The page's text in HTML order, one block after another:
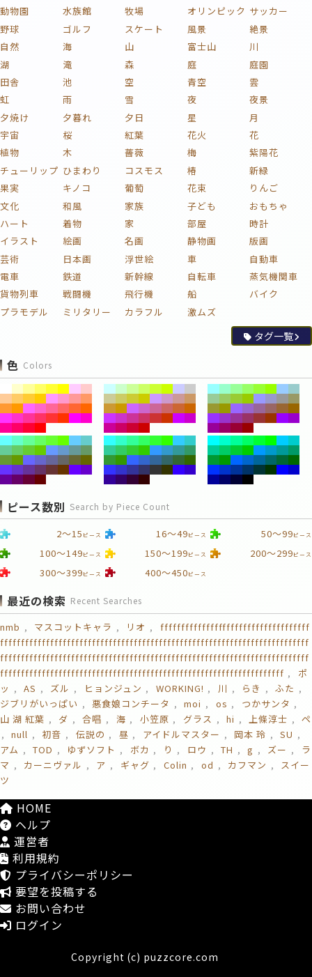
動物園
水族館 牧場 オリンピック サッカー
野球
ゴルフ スケート 風景
絶景
自然
海 山 富士山
川
湖
滝 森 庭
庭園
田舎
池 空 青空
雲
虹
雨 雪 夜
夜景
夕焼け
夕暮れ 夕日 星
月
宇宙
桜 紅葉 花火
花
植物
木 薔薇 梅
紫陽花
チューリップ ひまわり コスモス 椿
新緑
果実
キノコ 葡萄 花束
りんご
文化
和風 家族 子ども
おもちゃ
ハート
着物 家 部屋
時計
イラスト
絵画 名画 静物画
版画
芸術
日本画 浮世絵 車
自動車
電車
鉄道 新幹線 自転車
蒸気機関車
貨物列車
戦闘機 飛行機 船
バイク
プラモデル
ミリタリー カラフル 激ムズ
タグ一覧
色 Colors
ピース数別 Search by Piece Count
2～15 ピース 16～49ピース 50～99ピース
100～149ピース 150～199ピース 200～299ピース
300～399ピース 400～450ピース
最近の検索 Recent Searches
nmb マスコットキャラ リオ
ffffffffffffffffffffffffffffffffffff
ffffffffffffffffffffffffffffffffffffffffffffffffffffffffffffffffffffffffff
ffffffffffffffffffffffffffffffffffffffffffffffffffffffffffffffffffffffffff
ffffffffffffffffffffffffffffffffffffffffffffffffffffffffffffffffffff
ポ
ッ
AS ズル ヒョンジュン WORKING! 川 らき
ふた
ジブリがいっぱい
悪食娘コンチータ moi os
つかサンタ
山 湖 紅葉
ダ 合唱 海 小笠原 グラス hi 上條淳士
ペ
null
初音 伝説の 昼 アイドルマスター 岡本 玲
SU
アム
TOD ゆずソフト ボカ り ロウ TH g ズー
ラ
マ
カーニヴァル ア ギャグ Colin od カフマン
スイー
ツ
HOME
ヘルプ
運営者
利用規約
プライバシーポリシー
要望を投稿する
お問い合わせ
ログイン
Copyright (c) puzzcore.com